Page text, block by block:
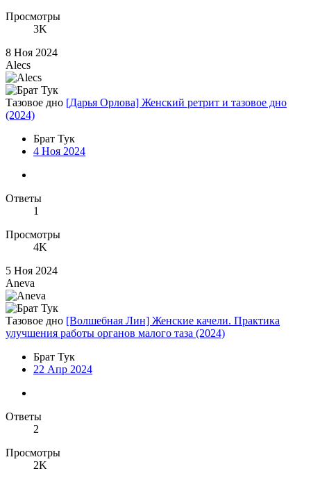
Просмотры
3K
8 Ноя 2024
Alecs
Тазовое дно [Дарья Орлова] Женский ретрит и тазовое дно
(2024)
Брат Тук
4 Ноя 2024
Ответы
1
Просмотры
4K
5 Ноя 2024
Aneva
Тазовое дно [Волшебная Лин] Женские качели. Практика
улучшения работы органов малого таза (2024)
Брат Тук
22 Апр 2024
Ответы
2
Просмотры
2K